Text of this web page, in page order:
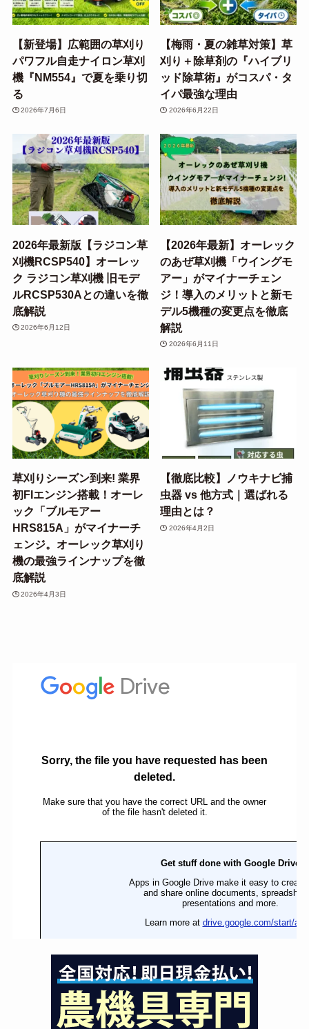
【新登場】広範囲の草刈り
パワフル自走ナイロン草刈
機『NM554』で夏を乗り切
る
2026年7月6日
【梅雨・夏の雑草対策】草
刈り＋除草剤の『ハイブリ
ッド除草術』がコスパ・タ
イパ最強な理由
2026年6月22日
2026年最新版【ラジコン草
刈機RCSP540】オーレッ
ク ラジコン草刈機 旧モデ
ルRCSP530Aとの違いを徹
底解説
2026年6月12日
【2026年最新】オーレック
のあぜ草刈機「ウイングモ
アー」がマイナーチェン
ジ！導入のメリットと新モ
デル5機種の変更点を徹底
解説
2026年6月11日
草刈りシーズン到来! 業界
初FIエンジン搭載！オーレ
ック「ブルモアー
HRS815A」がマイナーチ
ェンジ。オーレック草刈り
機の最強ラインナップを徹
底解説
2026年4月3日
【徹底比較】ノウキナビ捕
虫器 vs 他方式｜選ばれる
理由とは？
2026年4月2日